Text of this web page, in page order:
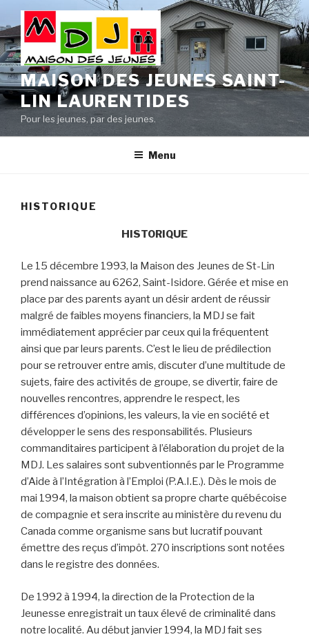
au
contenu
principal
MAISON DES JEUNES SAINT-
LIN LAURENTIDES
Pour les jeunes, par des jeunes.
Menu
HISTORIQUE
HISTORIQUE
Le 15 décembre 1993, la Maison des Jeunes de St-Lin
prend naissance au 6262, Saint-Isidore. Gérée et mise en
place par des parents ayant un désir ardent de réussir
malgré de faibles moyens financiers, la MDJ se fait
immédiatement apprécier par ceux qui la fréquentent
ainsi que par leurs parents. C’est le lieu de prédilection
pour se retrouver entre amis, discuter d’une multitude de
sujets, faire des activités de groupe, se divertir, faire de
nouvelles rencontres, apprendre le respect, les
différences d’opinions, les valeurs, la vie en société et
développer le sens des responsabilités. Plusieurs
commanditaires participent à l’élaboration du projet de la
MDJ. Les salaires sont subventionnés par le Programme
d’Aide à l’Intégration à l’Emploi (P.A.I.E.). Dès le mois de
mai 1994, la maison obtient sa propre charte québécoise
de compagnie et sera inscrite au ministère du revenu du
Canada comme organisme sans but lucratif pouvant
émettre des reçus d’impôt. 270 inscriptions sont notées
dans le registre des données.
De 1992 à 1994, la direction de la Protection de la
Jeunesse enregistrait un taux élevé de criminalité dans
notre localité. Au début janvier 1994, la MDJ fait ses